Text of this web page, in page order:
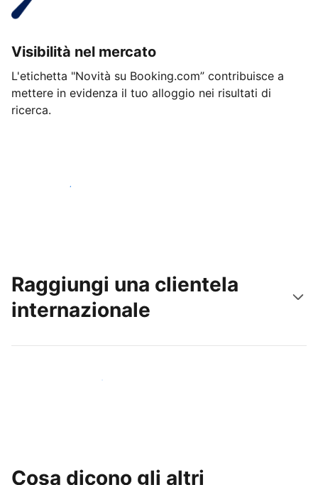
Visibilità nel mercato
L'etichetta "Novità su Booking.com” contribuisce a
mettere in evidenza il tuo alloggio nei risultati di
ricerca.
Inizia oggi stesso
Raggiungi una clientela
internazionale
Raggiungi subito nuovi ospiti
Cosa dicono gli altri